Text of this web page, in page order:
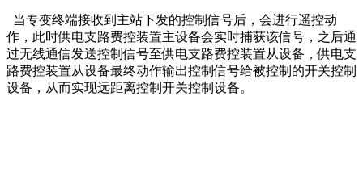
当专变终端接收到主站下发的控制信号后，会进行遥控动
作，此时供电支路费控装置主设备会实时捕获该信号，之后通
过无线通信发送控制信号至供电支路费控装置从设备，供电支
路费控装置从设备最终动作输出控制信号给被控制的开关控制
设备，从而实现远距离控制开关控制设备。